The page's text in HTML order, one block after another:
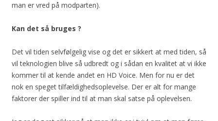
man er vred på modparten).
Kan det så bruges ?
Det vil tiden selvfølgelig vise og det er sikkert at med tiden, så
vil teknologien blive så udbredt og i sådan en kvalitet at vi ikke
kommer til at kende andet en HD Voice. Men for nu er det
nok en speget tilfældighedsoplevelse. Der er alt for mange
faktorer der spiller ind til at man skal satse på oplevelsen.